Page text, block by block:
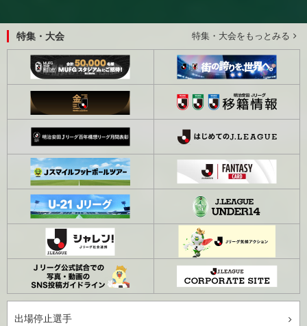
特集・大会 特集・大会をもっとみる
出場停止選手